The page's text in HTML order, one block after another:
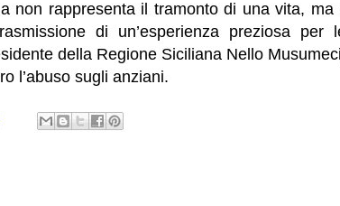
non rappresenta il tramonto di una vita, ma
di un’esperienza preziosa per
della Regione Siciliana Nello
l’abuso sugli anziani.